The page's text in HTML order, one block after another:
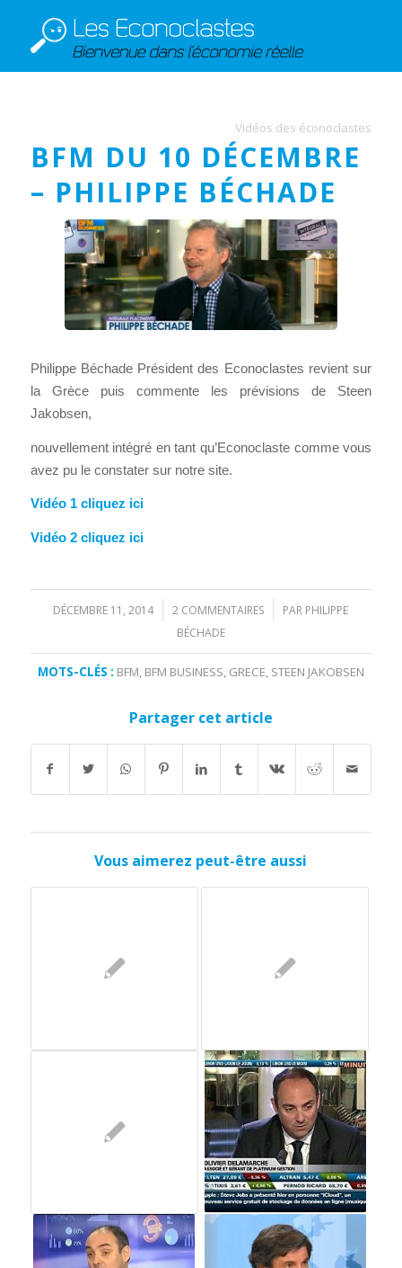
Vidéos des éconoclastes
BFM DU 10 DÉCEMBRE
– PHILIPPE BÉCHADE
Philippe Béchade Président des Econoclastes revient sur
la Grèce puis commente les prévisions de Steen
Jakobsen,
nouvellement intégré en tant qu’Econoclaste comme vous
avez pu le constater sur notre site.
Vidéo 1 cliquez ici
Vidéo 2 cliquez ici
DÉCEMBRE 11, 2014
/ 2 COMMENTAIRES
/ PAR PHILIPPE
BÉCHADE
MOTS-CLÉS : BFM, BFM BUSINESS, GRECE, STEEN JAKOBSEN
Partager cet article
Vous aimerez peut-être aussi